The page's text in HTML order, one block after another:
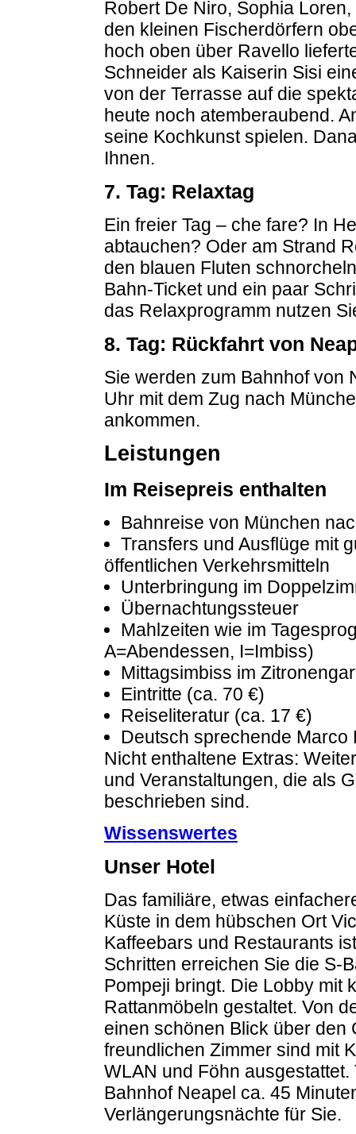
Robert De Niro, Sophia
den kleinen Fischerdörfern
hoch oben über Ravello
Schneider als Kaiserin Sisi
von der Terrasse auf die
heute noch atemberaubend.
seine Kochkunst spielen.
Ihnen.
7. Tag: Relaxtag
Ein freier Tag – che fare? In
abtauchen? Oder am Strand
den blauen Fluten
Bahn-Ticket und ein paar
das Relaxprogramm nutzen
8. Tag: Rückfahrt von
Sie werden zum Bahnhof von
Uhr mit dem Zug nach
ankommen.
Leistungen
Im Reisepreis enthalten
Bahnreise von München
Transfers und Ausflüge mit
öffentlichen Verkehrsmitteln
Unterbringung im
Übernachtungssteuer
Mahlzeiten wie im
A=Abendessen, I=Imbiss)
Mittagsimbiss im
Eintritte (ca. 70 €)
Reiseliteratur (ca. 17 €)
Deutsch sprechende Marco
Nicht enthaltene Extras:
und Veranstaltungen, die als
beschrieben sind.
Wissenswertes
Unser Hotel
Das familiäre, etwas
Küste in dem hübschen Ort
Kaffeebars und Restaurants
Schritten erreichen Sie die S-
Pompeji bringt. Die Lobby mit
Rattanmöbeln gestaltet. Von
einen schönen Blick über den
freundlichen Zimmer sind mit
WLAN und Föhn
Bahnhof Neapel ca. 45
Verlängerungsnächte für Sie.